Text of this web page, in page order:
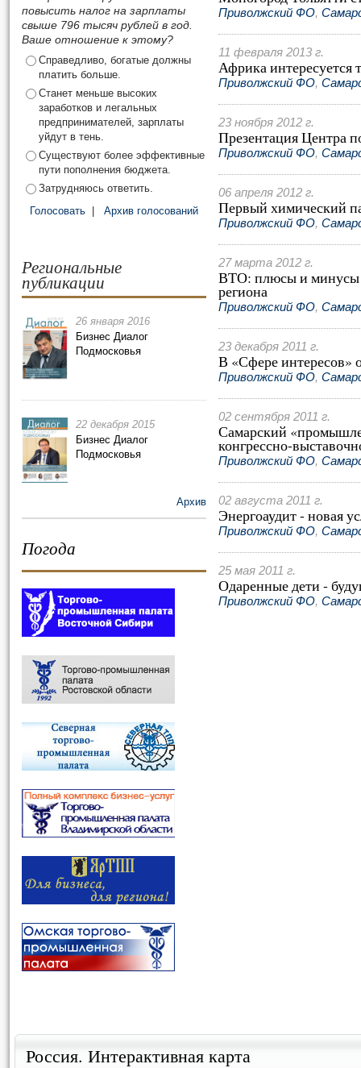
повысить налог на зарплаты
свыше 796 тысяч рублей в год.
Ваше отношение к этому?
Справедливо, богатые должны
платить больше.
Станет меньше высоких
заработков и легальных
предпринимателей, зарплаты
уйдут в тень.
Существуют более эффективные
пути пополнения бюджета.
Затрудняюсь ответить.
Голосовать
Архив голосований
Региональные
публикации
26 января 2016
Бизнес Диалог
Подмосковья
22 декабря 2015
Бизнес Диалог
Подмосковья
Архив
Погода
Приволжский ФО,
11 февраля 2013 г.
Африка интересуется
Приволжский ФО,
23 ноября 2012 г.
Презентация Центра
Приволжский ФО,
06 апреля 2012 г.
Первый химический
Приволжский ФО,
27 марта 2012 г.
ВТО: плюсы и минусы
региона
Приволжский ФО,
23 декабря 2011 г.
В «Сфере
Приволжский ФО,
02 сентября 2011 г.
Самарский
конгрессно-
Приволжский ФО,
02 августа 2011 г.
Энергоаудит - новая
Приволжский ФО,
25 мая 2011 г.
Одаренные дети -
Приволжский ФО,
Россия. Интерактивная карта